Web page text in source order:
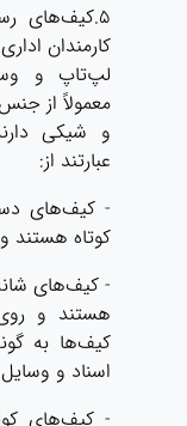
5.کیف‌های
کارمندان
لپ‌تاپ و
معمولاً از
و شیکی
عبارتند از:
- کیف‌های
کوتاه
- کیف‌های
هستند و
کیف‌ها به
اسناد و